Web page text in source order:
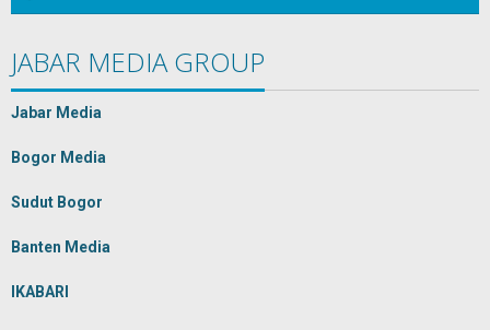
JABAR MEDIA GROUP
Jabar Media
Bogor Media
Sudut Bogor
Banten Media
IKABARI